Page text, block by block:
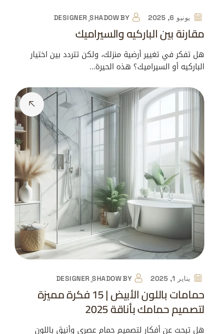
يونيو 6, 2025 BYDESIGNER ٍSHADOW
مقارنة بين الباركيه والسيراميك
هل تفكر في تغيير أرضية منزلك، ولكن تتردد بين اختيار
الباركيه أو السيراميك؟ هذه الحيرة…
يناير 1, 2025 BYDESIGNER ٍSHADOW
حمامات باللون الأبيض | 15 فكرة مميزة
لتصميم حمامك بأناقة 2025
هل تبحث عن أفكار لتصميم حمام عصري وأنيق باللون